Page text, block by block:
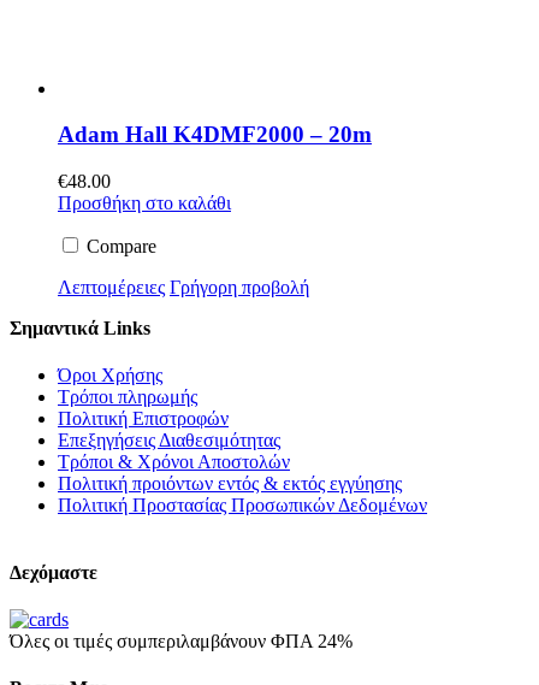
Adam Hall K4DMF2000 – 20m
€48.00
Προσθήκη στο καλάθι
Compare
Λεπτομέρειες Γρήγορη προβολή
Σημαντικά Links
Όροι Χρήσης
Τρόποι πληρωμής
Πολιτική Επιστροφών
Επεξηγήσεις Διαθεσιμότητας
Τρόποι & Χρόνοι Αποστολών
Πολιτική προιόντων εντός & εκτός εγγύησης
Πολιτική Προστασίας Προσωπικών Δεδομένων
Δεχόμαστε
Όλες οι τιμές συμπεριλαμβάνουν ΦΠΑ 24%